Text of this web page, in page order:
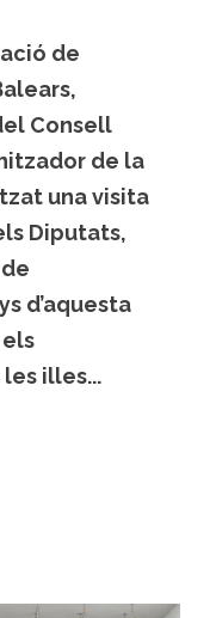
de
Consell
de la
una visita
Diputats,
d’aquesta
illes...